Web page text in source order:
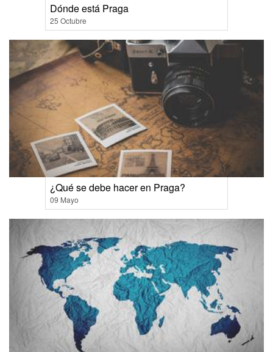
Dónde está Praga
25 Octubre
¿Qué se debe hacer en Praga?
09 Mayo